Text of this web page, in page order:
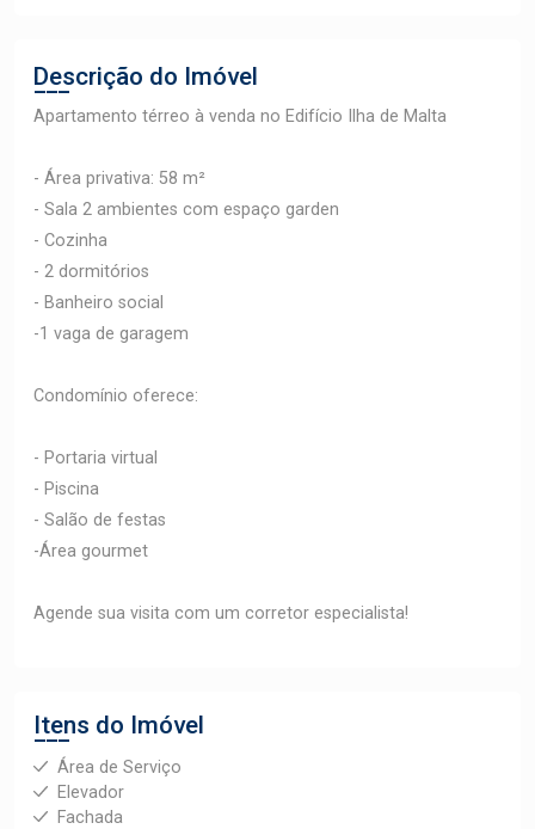
Descrição do Imóvel
Apartamento térreo à venda no Edifício Ilha de Malta
- Área privativa: 58 m²
- Sala 2 ambientes com espaço garden
- Cozinha
- 2 dormitórios
- Banheiro social
-1 vaga de garagem
Condomínio oferece:
- Portaria virtual
- Piscina
- Salão de festas
-Área gourmet
Agende sua visita com um corretor especialista!
Itens do Imóvel
Área de Serviço
Elevador
Fachada